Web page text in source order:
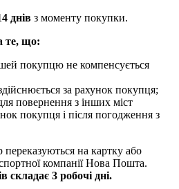
днів з моменту покупки.
те, що:
покупцю не компенсується
за рахунок покупця;
повернення з інших міст
покупця і після погодження з
на картку або
компанії Нова Пошта.
складає 3 робочі дні.